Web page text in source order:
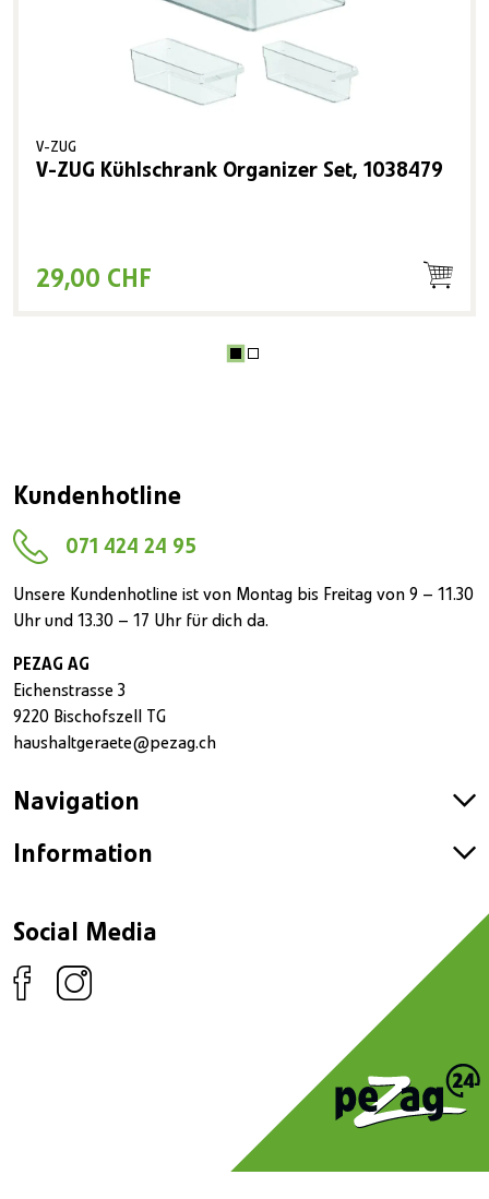
V-ZUG
V-ZUG Kühlschrank Organizer Set, 1038479
29,00 CHF
Kundenhotline
071 424 24 95
Unsere Kundenhotline ist von Montag bis Freitag von 9 – 11.30
Uhr und 13.30 – 17 Uhr für dich da.
PEZAG AG
Eichenstrasse 3
9220 Bischofszell TG
haushaltgeraete@pezag.ch
Navigation
Information
Social Media